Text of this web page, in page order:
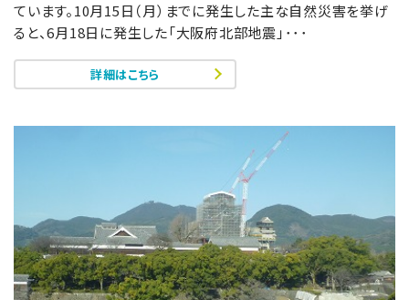
ています。10月15日（月）までに発生した主な自然災害を挙げ
ると、6月18日に発生した「大阪府北部地震」･･･
詳細はこちら